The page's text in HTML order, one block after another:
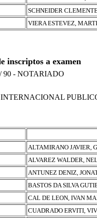
SCHNEIDER
VIERA ESTEVEZ,
inscriptos a examen
90 - NOTARIADO
INTERNACIONAL
ALTAMIRANO JAVIER,
ALVAREZ WALDER,
ANTUNEZ DENIZ,
BASTOS DA SILVA
CAL DE LEON, IVAN
CUADRADO ERVITI,